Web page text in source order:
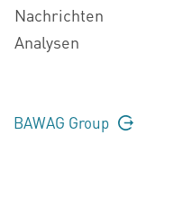
Nachrichten
Analysen
BAWAG Group